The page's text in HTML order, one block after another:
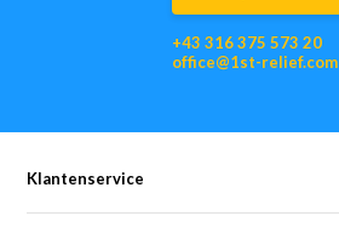
+43 316 375 573 20
office@1st-relief.com
Klantenservice